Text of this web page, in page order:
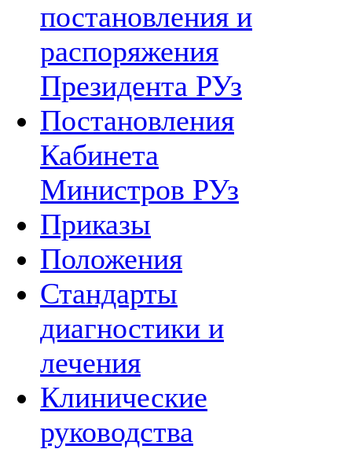
постановления и
распоряжения
Президента РУз
Постановления
Кабинета
Министров РУз
Приказы
Положения
Стандарты
диагностики и
лечения
Клинические
руководства